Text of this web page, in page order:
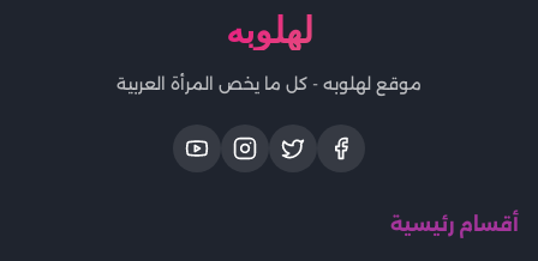
لهلوبه
موقع لهلوبه - كل ما يخص المرأة العربية
أقسام رئيسية